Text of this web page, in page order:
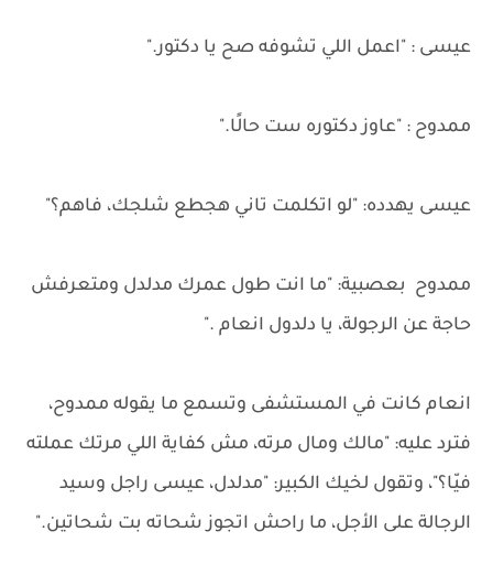
عيسى : "اعمل اللي تشوفه صح يا دكتور."
ممدوح : "عاوز دكتوره ست حالًا."
عيسى يهدده: "لو اتكلمت تاني هجطع شلجك، فاهم؟"
ممدوح بعصبية: "ما انت طول عمرك مدلدل ومتعرفش
حاجة عن الرجولة، يا دلدول انعام ."
انعام كانت في المستشفى وتسمع ما يقوله ممدوح،
فترد عليه: "مالك ومال مرته، مش كفاية اللي مرتك عملته
فيّا؟"، وتقول لخيك الكبير: "مدلدل، عيسى راجل وسيد
الرجالة على الأجل، ما راحش اتجوز شحاته بت شحاتين."